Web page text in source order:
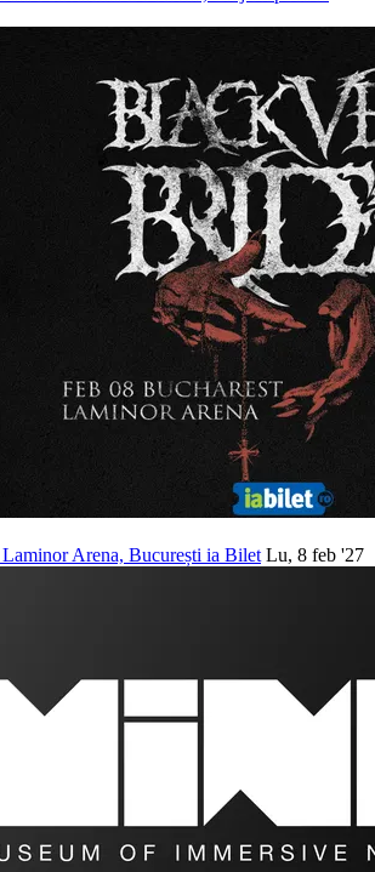
Arena, București ia Bilet Lu, 8 feb '27